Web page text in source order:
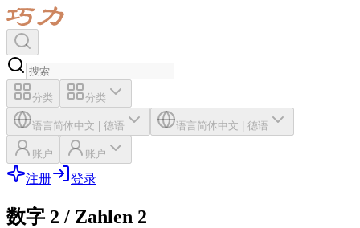
分类 分类
语言简体中文 | 德语 语言简体中文 | 德语
账户 账户
注册 登录
数字 2 / Zahlen 2